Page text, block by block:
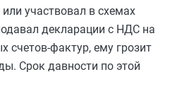
участвовал в схемах
декларации с НДС на
счетов-фактур, ему грозит
Срок давности по этой